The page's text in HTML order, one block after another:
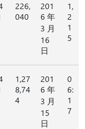
226,
040
201
6 年
3 月
16
日
1,
2
1
5
1,27
8,74
4
201
6 年
3 月
15
日
0
6:
1
7